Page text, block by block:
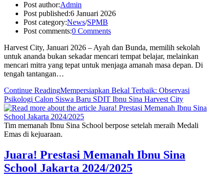
Post author:Admin
Post published:6 Januari 2026
Post category:News/SPMB
Post comments:0 Comments
Harvest City, Januari 2026 – Ayah dan Bunda, memilih sekolah
untuk ananda bukan sekadar mencari tempat belajar, melainkan
mencari mitra yang tepat untuk menjaga amanah masa depan. Di
tengah tantangan…
Continue ReadingMempersiapkan Bekal Terbaik: Observasi
Psikologi Calon Siswa Baru SDIT Ibnu Sina Harvest City
Tim memanah Ibnu Sina School berpose setelah meraih Medali
Emas di kejuaraan.
Juara! Prestasi Memanah Ibnu Sina
School Jakarta 2024/2025